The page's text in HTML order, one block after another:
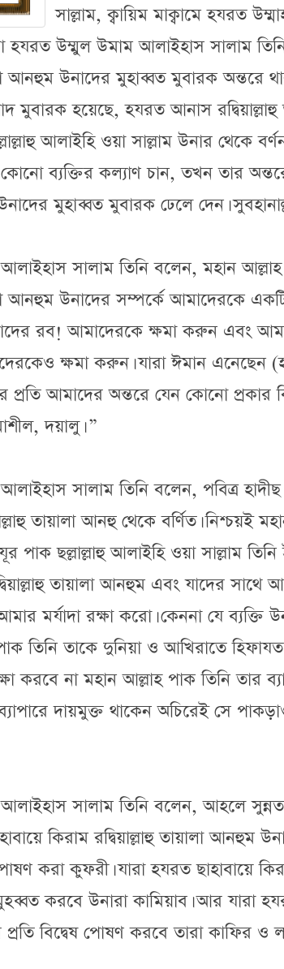
সাল্লাম, ক্বায়িম মাক্বামে হযরত
হযরত উম্মুল উমাম আলাইহাস সালাম
আনহুম উনাদের মুহাব্বত মুবারক অন্তরে
মুবারক হয়েছে, হযরত আনাস
আলাইহি ওয়া সাল্লাম উনার থেকে
ব্যক্তির কল্যাণ চান, তখন তার
মুহাব্বত মুবারক ঢেলে দেন।
সালাম তিনি বলেন, মহান
আনহুম উনাদের সম্পর্কে আমাদেরকে
রব! আমাদেরকে ক্ষমা করুন এবং
ক্ষমা করুন। যারা ঈমান এনেছেন
প্রতি আমাদের অন্তরে যেন কোনো প্রকার
দয়ালু। ”
সালাম তিনি বলেন, পবিত্র
তায়ালা আনহু থেকে বর্ণিত। নিশ্চয়ই
পাক ছল্লাল্লাহু আলাইহি ওয়া সাল্লাম
তায়ালা আনহুম এবং যাদের সাথে
মর্যাদা রক্ষা করো। কেননা যে ব্যক্তি
তিনি তাকে দুনিয়া ও আখিরাতে
করবে না মহান আল্লাহ পাক তিনি তার
দায়মুক্ত থাকেন অচিরেই সে
সালাম তিনি বলেন, আহলে
কিরাম রদ্বিয়াল্লাহু তায়ালা আনহুম
করা কুফরী। যারা হযরত ছাহাবায়ে
করবে উনারা কামিয়াব। আর যারা
বিদ্বেষ পোষণ করবে তারা কাফির ও